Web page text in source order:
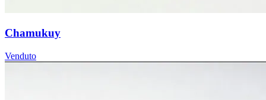
Chamukuy
Venduto